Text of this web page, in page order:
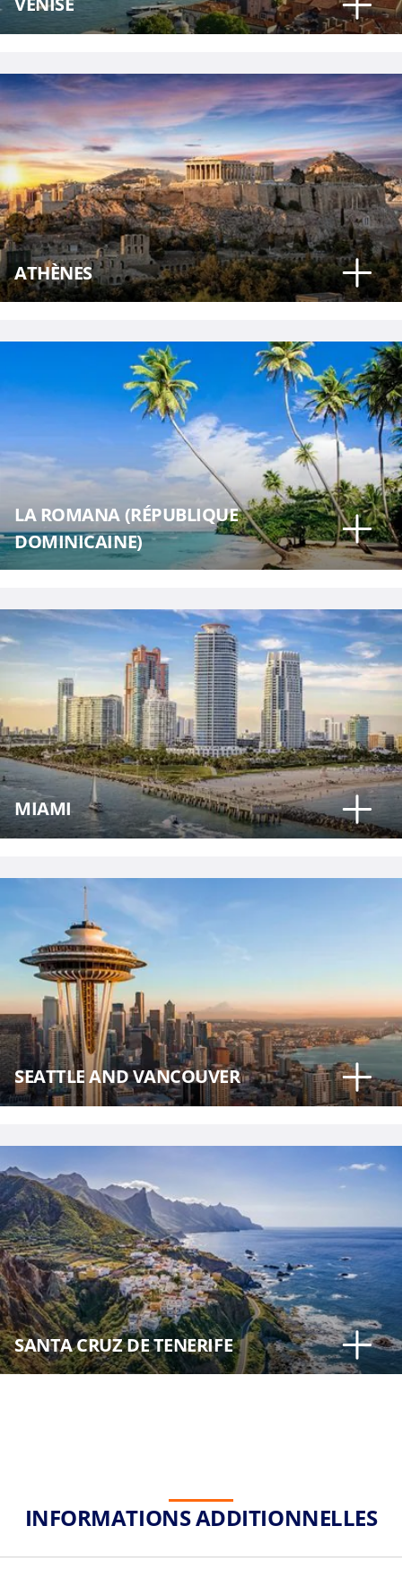
ATHÈNES
LA ROMANA (RÉPUBLIQUE
DOMINICAINE)
MIAMI
SEATTLE AND VANCOUVER
SANTA CRUZ DE TENERIFE
INFORMATIONS ADDITIONNELLES